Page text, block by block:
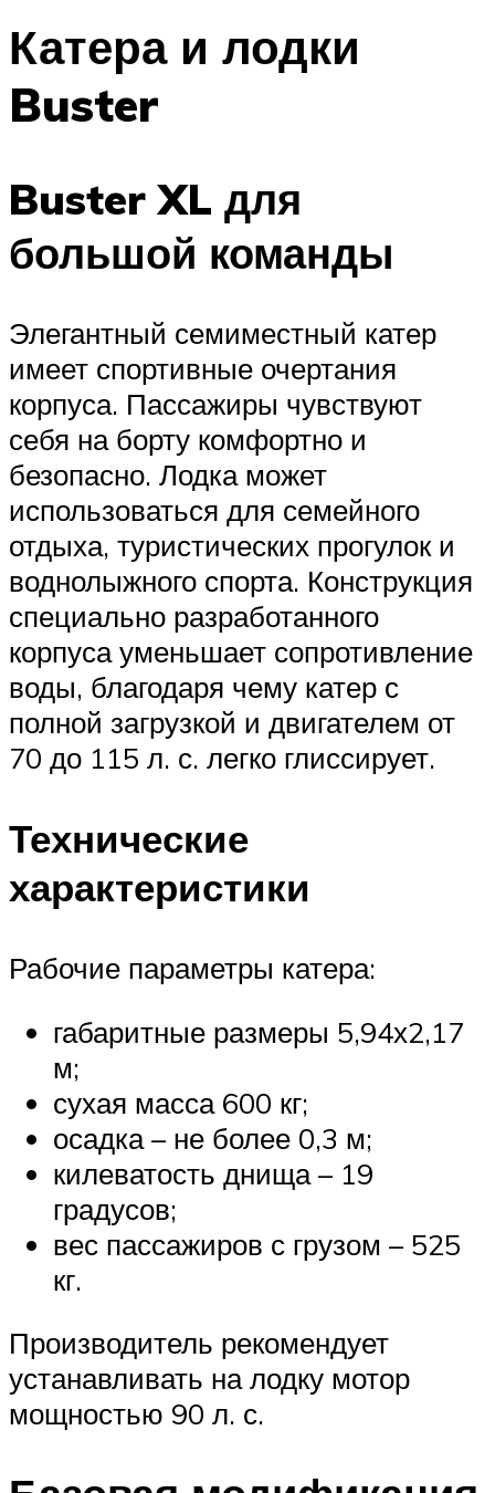
Катера и лодки
Buster
Buster XL для
большой команды
Элегантный семиместный катер
имеет спортивные очертания
корпуса. Пассажиры чувствуют
себя на борту комфортно и
безопасно. Лодка может
использоваться для семейного
отдыха, туристических прогулок и
воднолыжного спорта. Конструкция
специально разработанного
корпуса уменьшает сопротивление
воды, благодаря чему катер с
полной загрузкой и двигателем от
70 до 115 л. с. легко глиссирует.
Технические
характеристики
Рабочие параметры катера:
габаритные размеры 5,94х2,17
м;
сухая масса 600 кг;
осадка – не более 0,3 м;
килеватость днища – 19
градусов;
вес пассажиров с грузом – 525
кг.
Производитель рекомендует
устанавливать на лодку мотор
мощностью 90 л. с.